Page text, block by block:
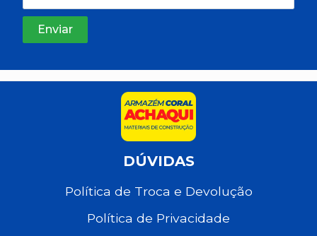
DÚVIDAS
Política de Troca e Devolução
Política de Privacidade